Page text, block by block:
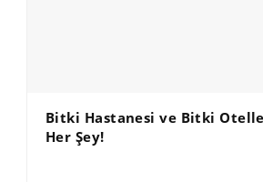
Bitki Hastanesi ve Bitki
Her Şey!